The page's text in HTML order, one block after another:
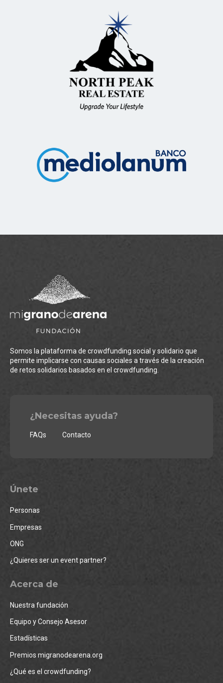
Somos la plataforma de crowdfunding social y solidario que
permite implicarse con causas sociales a través de la creación
de retos solidarios basados en el crowdfunding.
¿Necesitas ayuda?
FAQs Contacto
Únete
Personas
Empresas
ONG
¿Quieres ser un event partner?
Acerca de
Nuestra fundación
Equipo y Consejo Asesor
Estadísticas
Premios migranodearena.org
¿Qué es el crowdfunding?